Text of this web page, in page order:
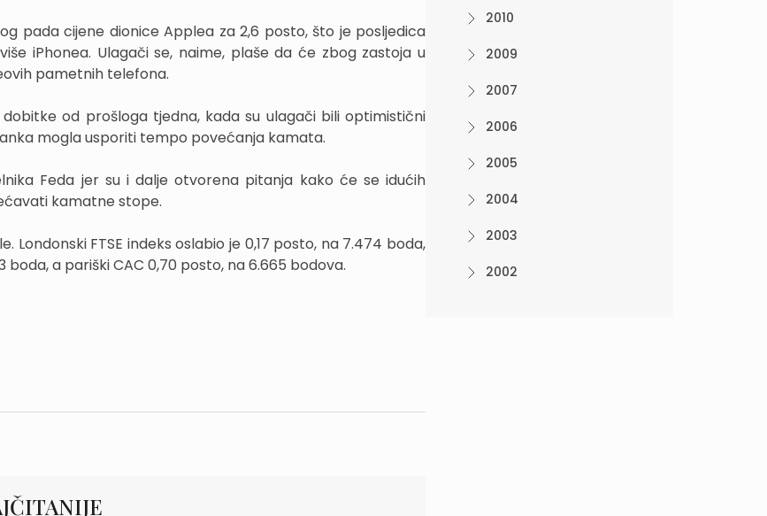
pada cijene dionice Applea za 2,6 posto, što je posljedica
iPhonea. Ulagači se, naime, plaše da će zbog zastoja u
pametnih telefona.
od prošloga tjedna, kada su ulagači bili optimistični
mogla usporiti tempo povećanja kamata.
Feda jer su i dalje otvorena pitanja kako će se idućih
kamatne stope.
FTSE indeks oslabio je 0,17 posto, na 7.474 boda,
boda, a pariški CAC 0,70 posto, na 6.665 bodova.
2010
2009
2007
2006
2005
2004
2003
2002